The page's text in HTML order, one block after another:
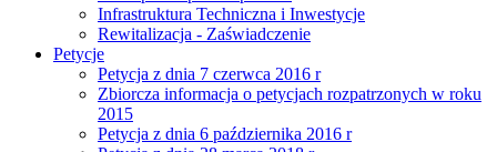
Infrastruktura Techniczna i Inwestycje
Rewitalizacja - Zaświadczenie
Petycje
Petycja z dnia 7 czerwca 2016 r
Zbiorcza informacja o petycjach rozpatrzonych w roku
2015
Petycja z dnia 6 października 2016 r